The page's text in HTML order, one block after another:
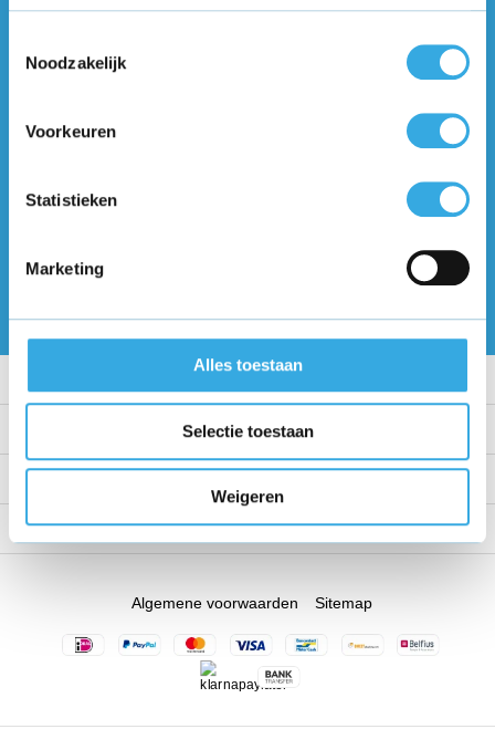
Noodzakelijk
Voorkeuren
Statistieken
Marketing
Alles toestaan
Selectie toestaan
Weigeren
Ontvang de nieuwste aanbiedingen en
Abonneer
Contact
Algemene voorwaarden Sitemap